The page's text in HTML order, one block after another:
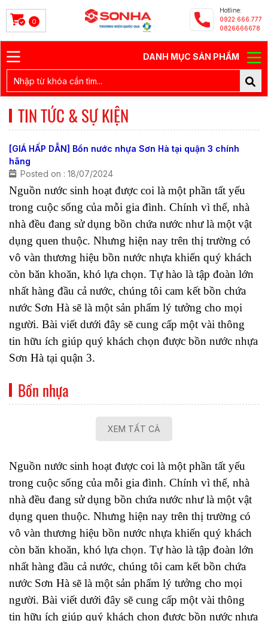
0
Hotline:
0922.666.777
0826666678
DANH MỤC SẢN PHẨM
TIN TỨC & SỰ KIỆN
[GIÁ HẤP DẪN] Bồn nước nhựa Sơn Hà tại quận 3 chính
hãng
Posted on : 18/07/2024
Nguồn nước sinh hoạt được coi là một phần tất yếu
trong cuộc sống của mỗi gia đình. Chính vì thế, nhà
nhà đều đang sử dụng bồn chứa nước như là một vật
dụng quen thuộc. Nhưng hiện nay trên thị trường có
vô vàn thương hiệu bồn nước nhựa khiến quý khách
còn băn khoăn, khó lựa chọn. Tự hào là tập đoàn lớn
nhất hàng đầu cả nước, chúng tôi cam kết bồn chứa
nước Sơn Hà sẽ là một sản phẩm lý tưởng cho mọi
người. Bài viết dưới đây sẽ cung cấp một vài thông
tin hữu ích giúp quý khách chọn được bồn nước nhựa
Sơn Hà tại quận 3.
Bồn nhựa
XEM TẤT CẢ
Nguồn nước sinh hoạt được coi là một phần tất yếu
trong cuộc sống của mỗi gia đình. Chính vì thế, nhà
nhà đều đang sử dụng bồn chứa nước như là một vật
dụng quen thuộc. Nhưng hiện nay trên thị trường có
vô vàn thương hiệu bồn nước nhựa khiến quý khách
còn băn khoăn, khó lựa chọn. Tự hào là tập đoàn lớn
nhất hàng đầu cả nước, chúng tôi cam kết bồn chứa
nước Sơn Hà sẽ là một sản phẩm lý tưởng cho mọi
người. Bài viết dưới đây sẽ cung cấp một vài thông
tin hữu ích giúp quý khách chọn được bồn nước nhựa